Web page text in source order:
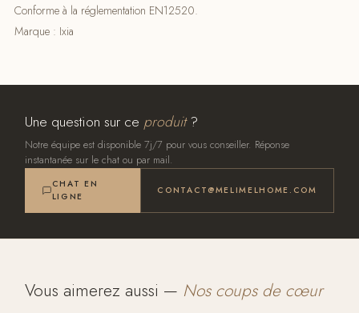
Conforme à la réglementation EN12520.
Marque : Ixia
Une question sur ce produit?
Notre équipe est disponible 7j/7 pour vous conseiller. Réponse
instantanée sur le chat ou par mail.
CHAT EN
LIGNE
CONTACT@MELIMELHOME.COM
Vous aimerez aussi — Nos coups de cœur